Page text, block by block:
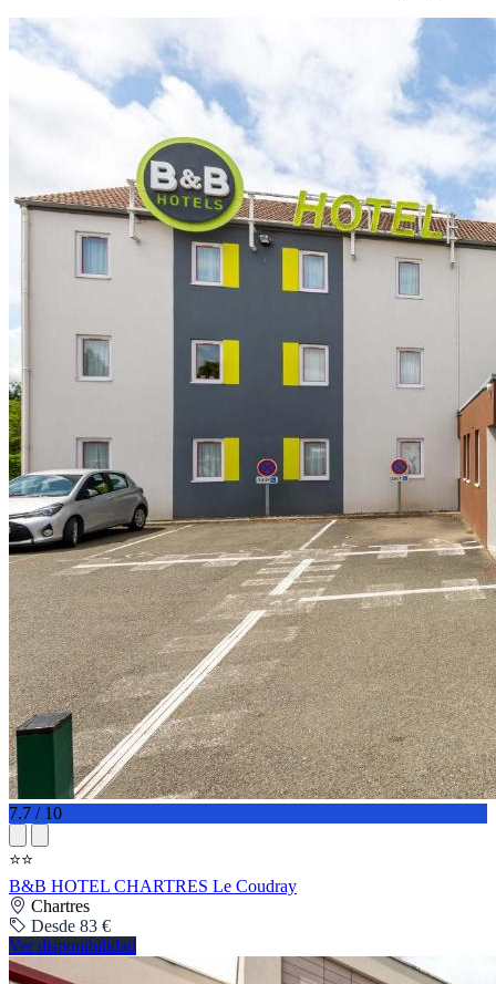
7.7 / 10
⭐⭐
B&B HOTEL CHARTRES Le Coudray
Chartres
Desde 83 €
Ver disponibilidad